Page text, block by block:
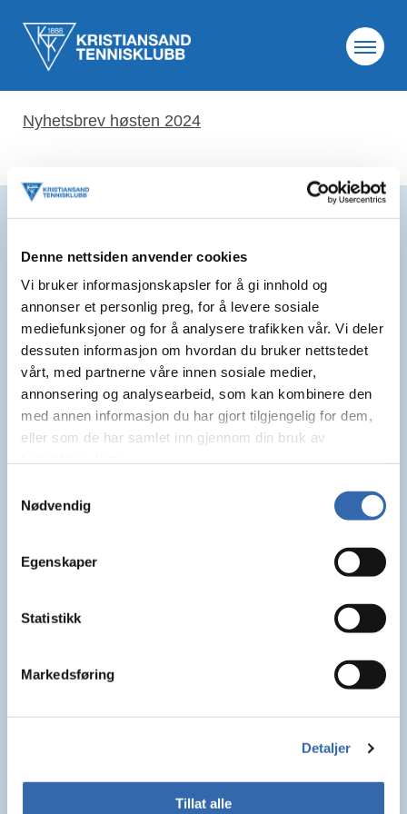
Denne nettsiden anvender cookies
Vi bruker informasjonskapsler for å gi innhold og
annonser et personlig preg, for å levere sosiale
mediefunksjoner og for å analysere trafikken vår. Vi deler
dessuten informasjon om hvordan du bruker nettstedet
vårt, med partnerne våre innen sosiale medier,
annonsering og analysearbeid, som kan kombinere den
med annen informasjon du har gjort tilgjengelig for dem,
eller som de har samlet inn gjennom din bruk av
Nødvendig
Egenskaper
Statistikk
Markedsføring
Detaljer
Tillat alle
20. sep. 2024
Nyhetsbrev høsten 2024
Nyhetsbrev høsten 2024
Samarbeidspartnere